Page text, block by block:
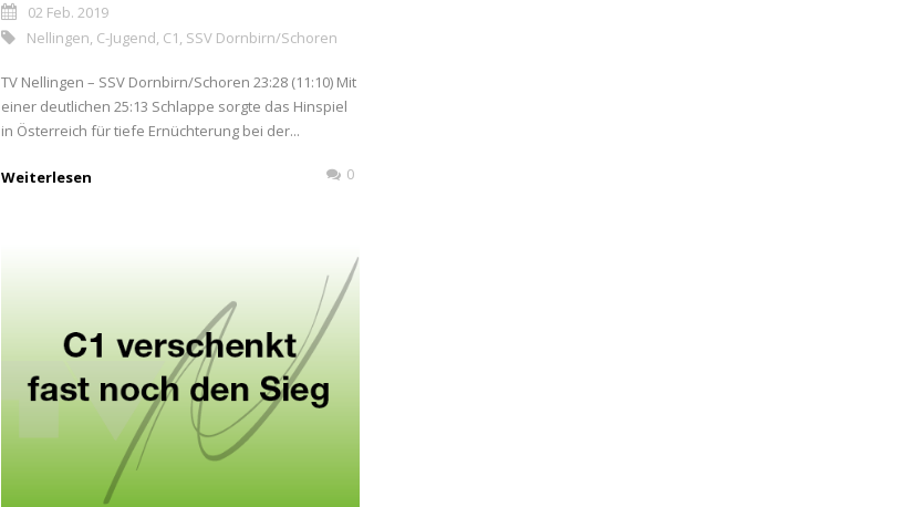
02 Feb. 2019
Nellingen, C-Jugend, C1, SSV Dornbirn/Schoren
TV Nellingen – SSV Dornbirn/Schoren 23:28 (11:10) Mit
einer deutlichen 25:13 Schlappe sorgte das Hinspiel
in Österreich für tiefe Ernüchterung bei der...
Weiterlesen 0